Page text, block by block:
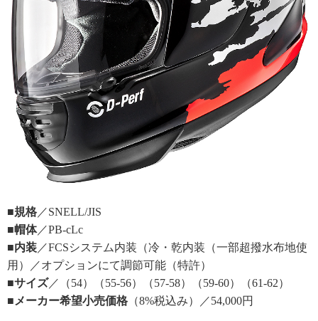
■規格 ／SNELL/JIS
■帽体／PB-cLc
■内装 ／FCSシステム内装（冷・乾内装（一部超撥水布地使
用）／オプションにて調節可能（特許）
■サイズ／（54）（55-56）（57-58）（59-60）（61-62）
■メーカー希望小売価格 （8%税込み）／54,000円